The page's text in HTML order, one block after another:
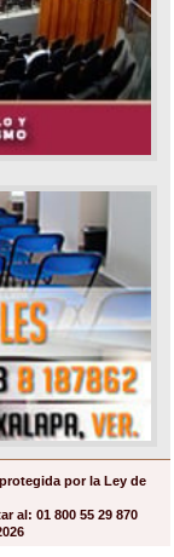
por la Ley de
al: 01 800 55 29 870